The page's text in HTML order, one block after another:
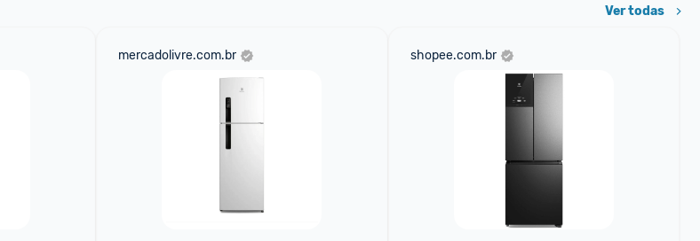
Ver todas
mercadolivre.com.br shopee.com.br